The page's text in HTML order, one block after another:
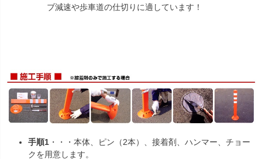
ブ減速や歩車道の仕切りに適しています！
手順1 ・・・本体、ピン（2本）、接着剤、ハンマー、チョー
クを用意します。